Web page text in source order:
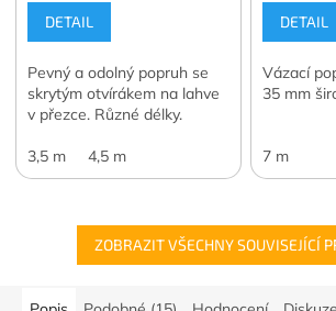
DETAIL
Pevný a odolný popruh se
skrytým otvírákem na lahve
v přezce. Různé délky.
3,5 m 4,5 m
DETAIL
Vázací
35 mm
7 m
ZOBRAZIT VŠECHNY SOUVISEJÍCÍ